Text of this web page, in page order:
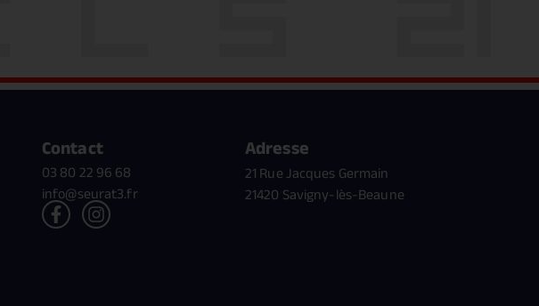
Contact
03 80 22 96 68
info@seurat3.fr
Adresse
21 Rue Jacques Germain
21420 Savigny-lès-Beaune